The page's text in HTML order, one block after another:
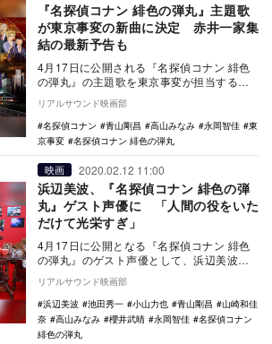
『名探偵コナン 緋色の弾丸』主題歌
が東京事変の新曲に決定 赤井一家集
結の最新予告も
4月17日に公開される『名探偵コナン 緋色
の弾丸』の主題歌を東京事変が担当するこ
とが発表され、あわせて最新予告が公開さ
れた。 …
リアルサウンド映画部
名探偵コナン
青山剛昌 高山みなみ 永岡智佳
東
京事変
名探偵コナン 緋色の弾丸
映画 2020.02.12 11:00
浜辺美波、『名探偵コナン 緋色の弾
丸』ゲスト声優に 「人間の役をいた
だけて光栄すぎ」
4月17日に公開となる『名探偵コナン 緋色
の弾丸』のゲスト声優として、浜辺美波が
出演することが決定した。 昨年4月に公開
され…
リアルサウンド映画部
浜辺美波
池田秀一 小山力也 青山剛昌
山崎和佳
奈
高山みなみ 櫻井武晴 永岡智佳
名探偵コナン
緋色の弾丸